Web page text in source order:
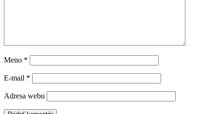
Meno *
E-mail *
Adresa webu